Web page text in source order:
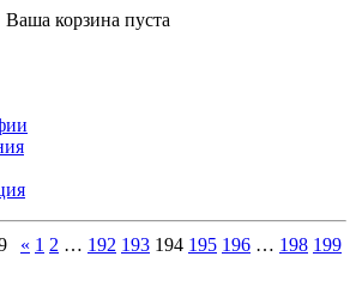
Ваша корзина пуста
« 1 2 … 192 193 194 195 196 … 198 199